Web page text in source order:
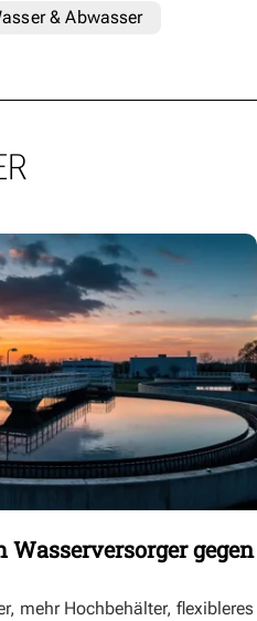
& Abwasser
Wasserversorger gegen
mehr Hochbehälter, flexibleres